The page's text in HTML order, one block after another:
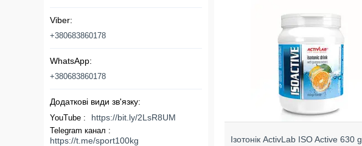
Ізотонік ActivLab ISO Active 630 g
+380683860178
+380683860178
YouTube https://bit.ly/2LsR8UM
Telegram канал
https://t.me/sport100kg